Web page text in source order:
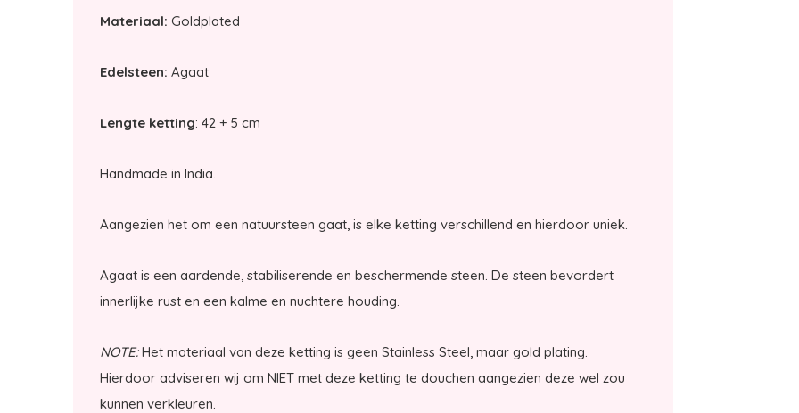
Materiaal: Goldplated
Edelsteen: Agaat
Lengte ketting: 42 + 5 cm
Handmade in India.
Aangezien het om een natuursteen gaat, is elke ketting verschillend en hierdoor uniek.
Agaat is een aardende, stabiliserende en beschermende steen. De steen bevordert
innerlijke rust en een kalme en nuchtere houding.
NOTE:Het materiaal van deze ketting is geen Stainless Steel, maar gold plating.
Hierdoor adviseren wij om NIET met deze ketting te douchen aangezien deze wel zou
kunnen verkleuren.